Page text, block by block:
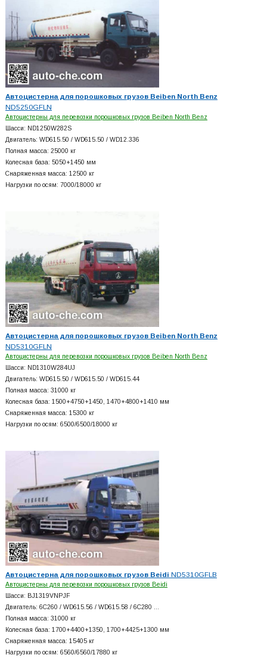
Автоцистерна для порошковых грузов Beiben North Benz
ND5250GFLN
Автоцистерны для перевозки порошковых грузов Beiben North Benz
Шасси: ND1250W282S
Двигатель: WD615.50 / WD615.50 / WD12.336
Полная масса: 25000 кг
Колесная база: 5050+1450 мм
Снаряженная масса: 12500 кг
Нагрузки по осям: 7000/18000 кг
Автоцистерна для порошковых грузов Beiben North Benz
ND5310GFLN
Автоцистерны для перевозки порошковых грузов Beiben North Benz
Шасси: ND1310W284UJ
Двигатель: WD615.50 / WD615.50 / WD615.44
Полная масса: 31000 кг
Колесная база: 1500+4750+1450, 1470+4800+1410 мм
Снаряженная масса: 15300 кг
Нагрузки по осям: 6500/6500/18000 кг
Автоцистерна для порошковых грузов Beidi ND5310GFLB
Автоцистерны для перевозки порошковых грузов Beidi
Шасси: BJ1319VNPJF
Двигатель: 6C260 / WD615.56 / WD615.58 / 6C280 …
Полная масса: 31000 кг
Колесная база: 1700+4400+1350, 1700+4425+1300 мм
Снаряженная масса: 15405 кг
Нагрузки по осям: 6560/6560/17880 кг